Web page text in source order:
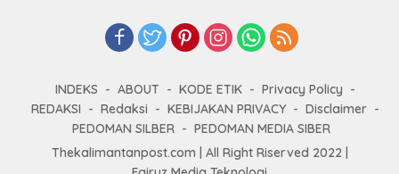
INDEKS ABOUT KODE ETIK
Privacy Policy
REDAKSI
Redaksi KEBIJAKAN PRIVACY
Disclaimer
PEDOMAN SILBER
PEDOMAN MEDIA SIBER
Thekalimantanpost.com | All Right Riserved 2022 |